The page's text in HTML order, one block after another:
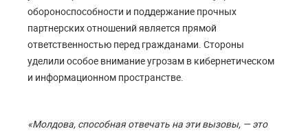
обороноспособности и поддержание прочных
партнерских отношений является прямой
ответственностью перед гражданами. Стороны
уделили особое внимание угрозам в кибернетическом
и информационном пространстве.
«Молдова, способная отвечать на эти вызовы, — это